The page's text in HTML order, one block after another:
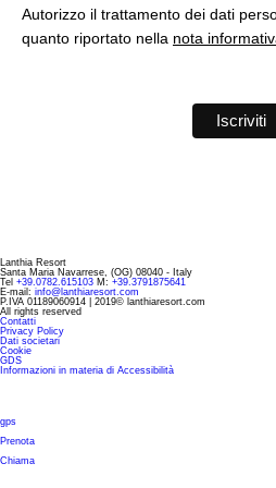
Autorizzo il trattamento dei dati
quanto riportato nella nota
Lanthia Resort
Santa Maria Navarrese, (OG) 08040 - Italy
Tel +39.0782.615103 M: +39.3791875641
E-mail: info@lanthiaresort.com
P.IVA 01189060914 | 2019© lanthiaresort.com
All rights reserved
Contatti
Privacy Policy
Dati societari
Cookie
GDS
Informazioni in materia di Accessibilità
gps
Prenota
Chiama